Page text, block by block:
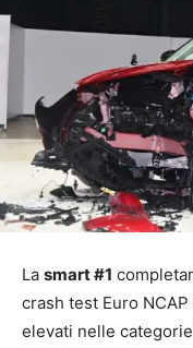
La smart #1
crash test Euro
elevati nelle